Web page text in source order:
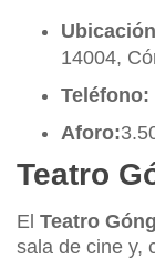
14004,
Teléfono:
Aforo:
Teatro
El Teatro
sala de cine y,